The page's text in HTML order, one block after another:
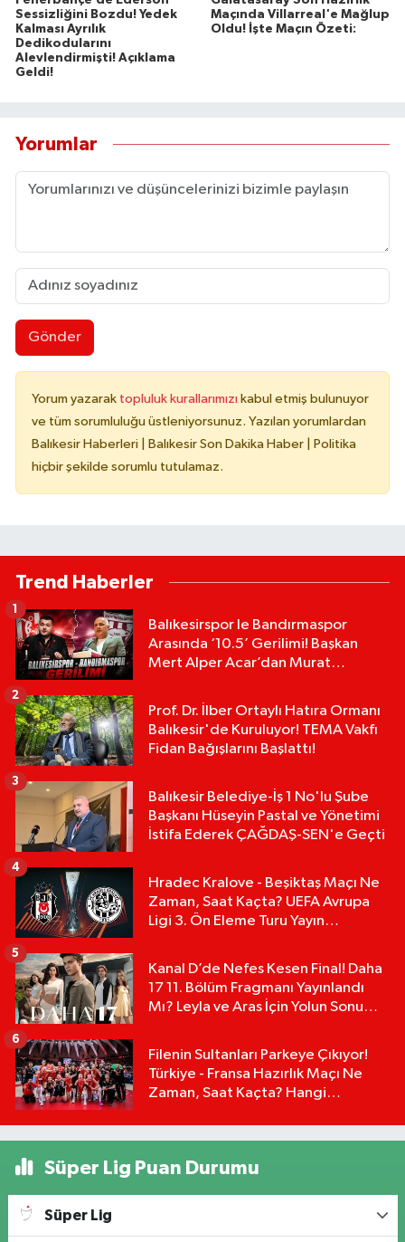
Sessizliğini Bozdu! Yedek
Kalması Ayrılık
Dedikodularını
Alevlendirmişti! Açıklama
Geldi!
Maçında Villarreal'e Mağlup
Oldu! İşte Maçın Özeti:
Yorumlar
Gönder
Yorum yazarak topluluk kurallarımızı kabul etmiş bulunuyor
ve tüm sorumluluğu üstleniyorsunuz. Yazılan yorumlardan
Balıkesir Haberleri | Balıkesir Son Dakika Haber | Politika
hiçbir şekilde sorumlu tutulamaz.
Trend Haberler
Balıkesirspor le Bandırmaspor
Arasında ‘10.5’ Gerilimi! Başkan
Mert Alper Acar’dan Murat
1
Prof. Dr. İlber Ortaylı Hatıra Ormanı
Balıkesir'de Kuruluyor! TEMA Vakfı
Fidan Bağışlarını Başlattı!
2
Balıkesir Belediye-İş 1 No'lu Şube
Başkanı Hüseyin Pastal ve Yönetimi
İstifa Ederek ÇAĞDAŞ-SEN'e Geçti
3
Hradec Kralove - Beşiktaş Maçı Ne
Zaman, Saat Kaçta? UEFA Avrupa
Ligi 3. Ön Eleme Turu Yayın
4
Kanal D’de Nefes Kesen Final! Daha
17 11. Bölüm Fragmanı Yayınlandı
Mı? Leyla ve Aras İçin Yolun Sonu
5
Filenin Sultanları Parkeye Çıkıyor!
Türkiye - Fransa Hazırlık Maçı Ne
Zaman, Saat Kaçta? Hangi
6
Süper Lig Puan Durumu
Süper Lig